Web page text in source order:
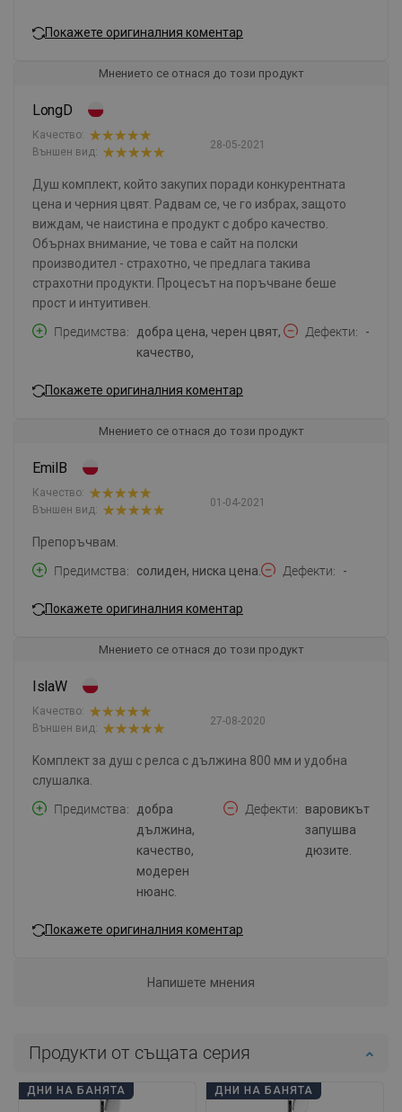
Покажете оригиналния коментар
Мнението се отнася до този продукт
LongD
28-05-2021
Качество:
Външен вид:
Душ комплект, който закупих поради конкурентната
цена и черния цвят. Радвам се, че го избрах, защото
виждам, че наистина е продукт с добро качество.
Обърнах внимание, че това е сайт на полски
производител - страхотно, че предлага такива
страхотни продукти. Процесът на поръчване беше
прост и интуитивен.
Предимства
добра цена, черен цвят,
качество,
Дефекти -
Покажете оригиналния коментар
Мнението се отнася до този продукт
EmilB
01-04-2021
Качество:
Външен вид:
Препоръчвам.
Предимства
солиден, ниска цена. Дефекти -
Покажете оригиналния коментар
Мнението се отнася до този продукт
IslaW
27-08-2020
Качество:
Външен вид:
Kомплект за душ с релса с дължина 800 мм и удобна
слушалка.
Предимства
добра
дължина,
качество,
модерен
нюанс.
Дефекти
варовикът
запушва
дюзите.
Покажете оригиналния коментар
Напишете мнения
Продукти от същата серия
ДНИ НА БАНЯТА ДНИ НА БАНЯТА